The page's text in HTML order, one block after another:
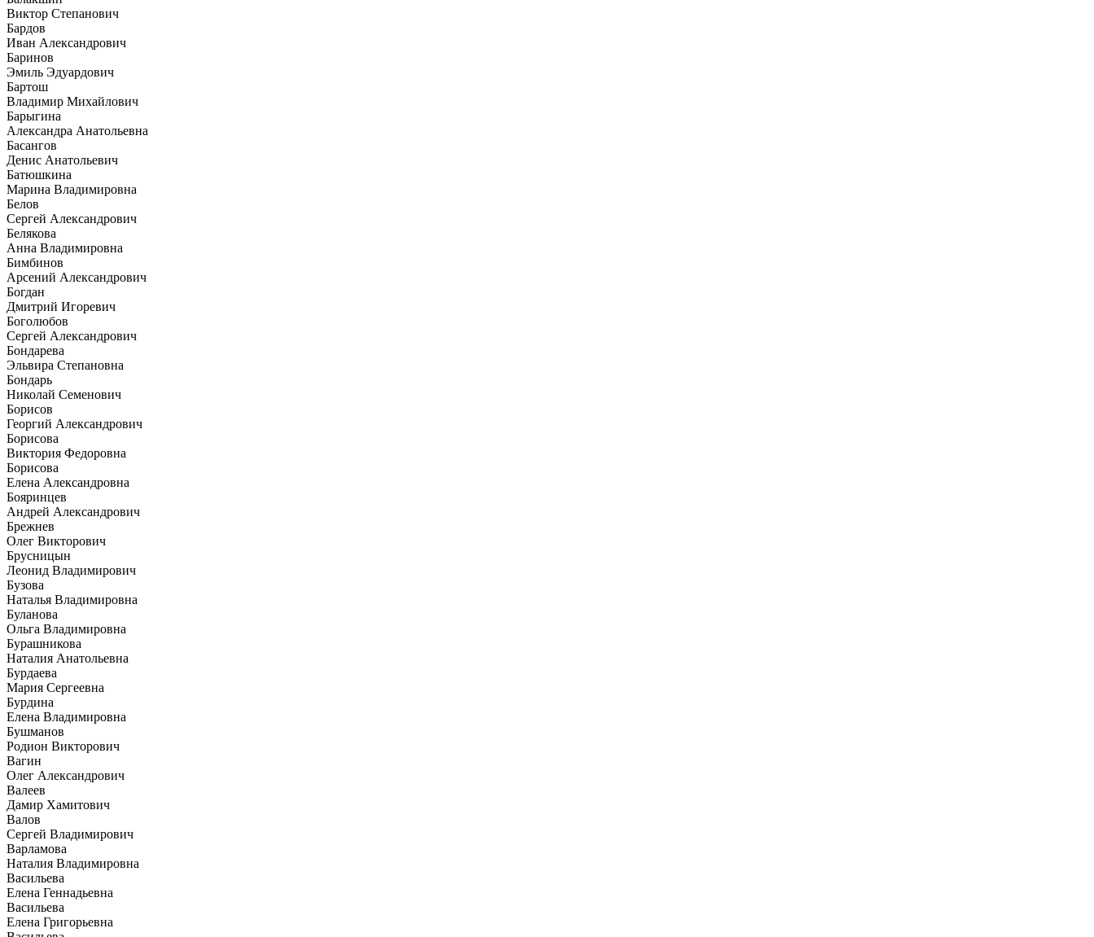
Виктор Степанович
Бардов
Иван Александрович
Баринов
Эмиль Эдуардович
Бартош
Владимир Михайлович
Барыгина
Александра Анатольевна
Басангов
Денис Анатольевич
Батюшкина
Марина Владимировна
Белов
Сергей Александрович
Белякова
Анна Владимировна
Бимбинов
Арсений Александрович
Богдан
Дмитрий Игоревич
Боголюбов
Сергей Александрович
Бондарева
Эльвира Степановна
Бондарь
Николай Семенович
Борисов
Георгий Александрович
Борисова
Виктория Федоровна
Борисова
Елена Александровна
Бояринцев
Андрей Александрович
Брежнев
Олег Викторович
Брусницын
Леонид Владимирович
Бузова
Наталья Владимировна
Буланова
Ольга Владимировна
Бурашникова
Наталия Анатольевна
Бурдаева
Мария Сергеевна
Бурдина
Елена Владимировна
Бушманов
Родион Викторович
Вагин
Олег Александрович
Валеев
Дамир Хамитович
Валов
Сергей Владимирович
Варламова
Наталия Владимировна
Васильева
Елена Геннадьевна
Васильева
Елена Григорьевна